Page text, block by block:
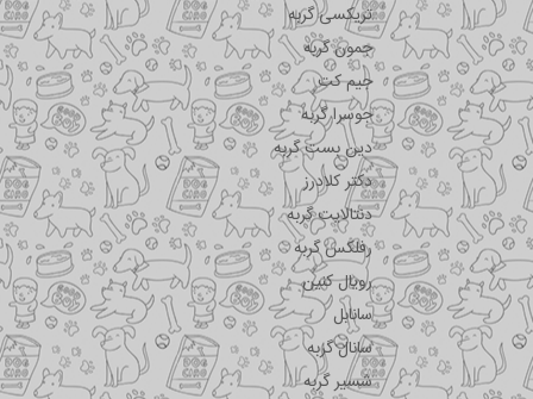
تریکسی گربه
جمون گربه
جیم کت
جوسرا گربه
دین بست گربه
دکتر کلادرز
دنتالایت گربه
رفلکس گربه
رویال کنین
سانابل
سانال گربه
شسیر گربه